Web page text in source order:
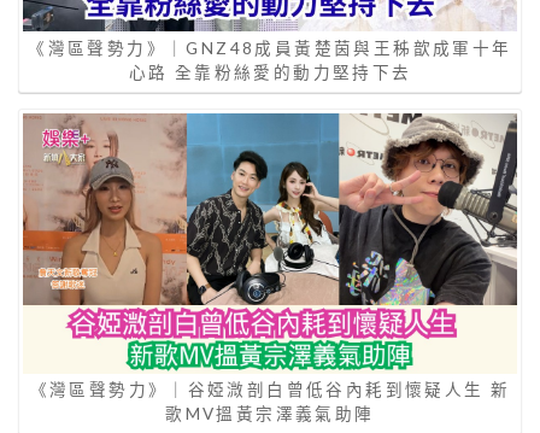
《灣區聲勢力》｜GNZ48成員黃楚茵與王秭歆成軍十年
心路 全靠粉絲愛的動力堅持下去
《灣區聲勢力》｜谷婭溦剖白曾低谷內耗到懷疑人生 新
歌MV搵黃宗澤義氣助陣